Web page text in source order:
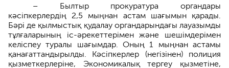
– Былтыр прокуратура органдары
кәсіпкерлердің 2,5 мыңнан астам шағымын қарады.
Бәрі де қылмыстық қудалау органдарындағы лауазымды
тұлғаларының іс-әрекеттерімен және шешімдерімен
келіспеу туралы шағымдар. Оның 1 мыңнан астамы
қанағаттандырылды. Кәсіпкерлер (негізінен) полиция
қызметкерлеріне, Экономикалық тергеу қызметіне,